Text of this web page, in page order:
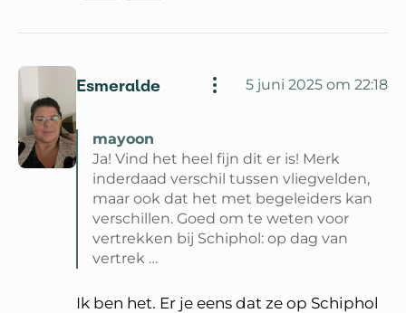
Esmeralde 5 juni 2025 om 22:18
mayoon
Ja! Vind het heel fijn dit er is! Merk
inderdaad verschil tussen vliegvelden,
maar ook dat het met begeleiders kan
verschillen. Goed om te weten voor
vertrekken bij Schiphol: op dag van
vertrek …
Ik ben het. Er je eens dat ze op Schiphol